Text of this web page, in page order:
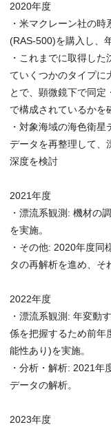
2020年度
・米マクレーン社の
(RAS-500)を購入し、
・これまでに取得し
ていくつかのタイプに
とで、顕微鏡下で同
で構成されているかを
・対象海域の海色衛
データを再整理して、
深度を検討
2021年度
・漂流系観測: 機材の
を実施。
・その他: 2020年度同
タの再解析を進め、そ
2022年度
・漂流系観測: 年変動
係を把握するため前年
能性あり)を実施。
・分析・解析: 2021年
データの解析。
2023年度